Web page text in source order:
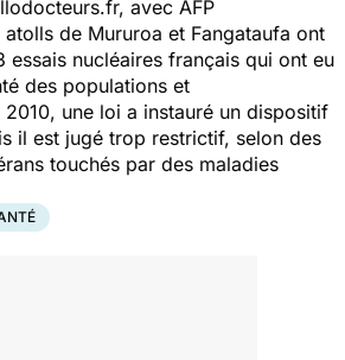
avec AFP
atolls de Mururoa et Fangataufa ont
essais nucléaires français qui ont eu
des populations et
une loi a instauré un dispositif
il est jugé trop restrictif, selon des
touchés par des maladies